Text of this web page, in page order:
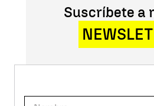
Suscríbete a